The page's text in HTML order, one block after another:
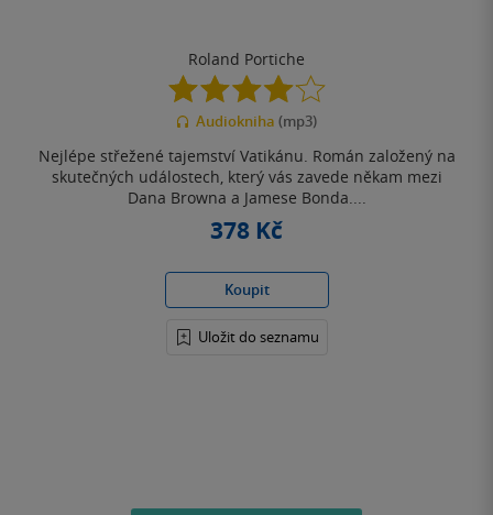
Roland Portiche
4.1
z
5
Audiokniha (mp3)
Nejlépe střežené tajemství Vatikánu. Román založený na
skutečných událostech, který vás zavede někam mezi
Dana Browna a Jamese Bonda....
378 Kč
Koupit
Uložit do seznamu